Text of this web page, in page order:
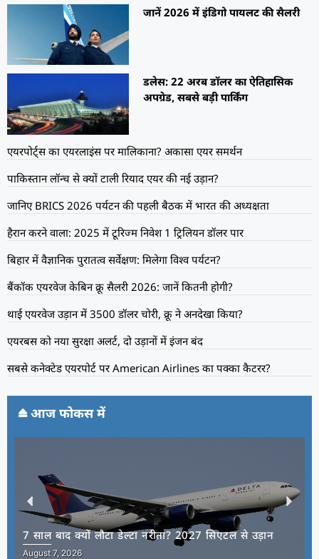
जानें 2026 में इंडिगो पायलट की सैलरी
डलेस: 22 अरब डॉलर का ऐतिहासिक
अपग्रेड, सबसे बड़ी पार्किंग
एयरपोर्ट्स का एयरलाइंस पर मालिकाना? अकासा एयर समर्थन
पाकिस्तान लॉन्च से क्यों टाली रियाद एयर की नई उड़ान?
जानिए BRICS 2026 पर्यटन की पहली बैठक में भारत की अध्यक्षता
हैरान करने वाला: 2025 में टूरिज्म निवेश 1 ट्रिलियन डॉलर पार
बिहार में वैज्ञानिक पुरातत्व सर्वेक्षण: मिलेगा विश्व पर्यटन?
बैंकॉक एयरवेज केबिन क्रू सैलरी 2026: जानें कितनी होगी?
थाई एयरवेज उड़ान में 3500 डॉलर चोरी, क्रू ने अनदेखा किया?
एयरबस को नया सुरक्षा अलर्ट, दो उड़ानों में इंजन बंद
सबसे कनेक्टेड एयरपोर्ट पर American Airlines का पक्का कैटरर?
आज फोकस में
7 साल बाद क्यों लौटा डेल्टा नरीता? 2027 सिएटल से उड़ान
August 7, 2026